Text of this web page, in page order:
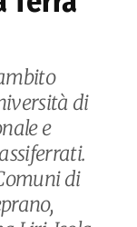
di
e
di